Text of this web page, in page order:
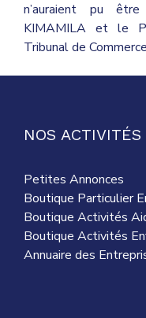
n’auraient pu
KIMAMILA et le
Tribunal de
NOS ACTIVITÉS
Petites Annonces
Boutique Particulier
Boutique Activités
Boutique Activités
Annuaire des